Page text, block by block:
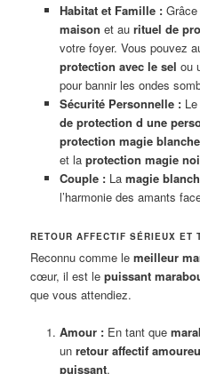
Habitat et Famille :Grâce
maison et au rituel de
votre foyer. Vous pouvez
protection avec le sel ou
pour bannir les ondes
Sécurité Personnelle :Le
de protection d une
protection magie blanche
et la protection magie
Couple :La magie
l’harmonie des amants
RETOUR AFFECTIF SÉRIEUX ET
Reconnu comme lemeilleur
cœur, il est lepuissant
que vous attendiez.
Amour :En tant que
un retour affectif
puissant.